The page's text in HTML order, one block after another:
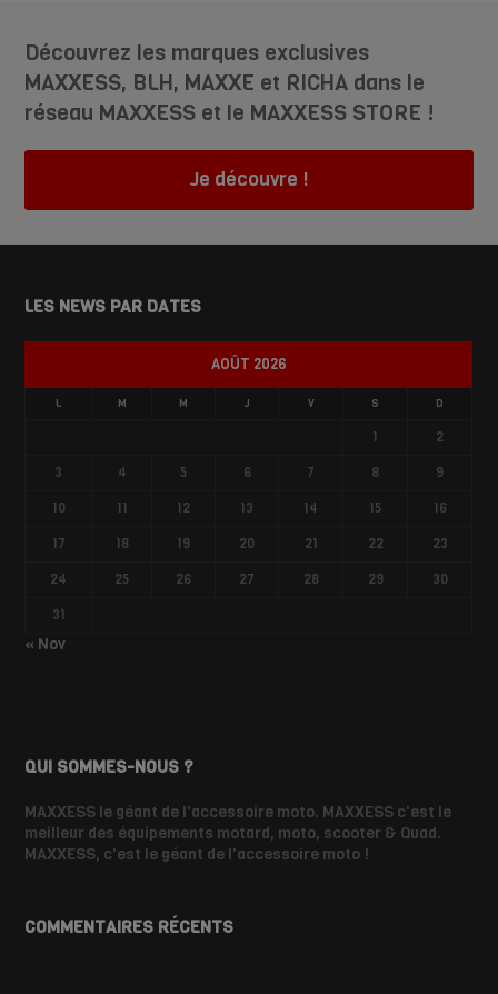
Découvrez les marques exclusives
MAXXESS, BLH, MAXXE et RICHA dans le
réseau MAXXESS et le MAXXESS STORE !
Je découvre !
LES NEWS PAR DATES
AOÛT 2026
L M M J V S D
1
2
3
4 5 6 7 8
9
10
11 12 13 14 15
16
17
18 19 20 21 22
23
24
25 26 27 28 29
30
31
« Nov
QUI SOMMES-NOUS ?
MAXXESS le géant de l'accessoire moto. MAXXESS c'est le
meilleur des équipements motard, moto, scooter & Quad.
MAXXESS, c'est le géant de l'accessoire moto !
COMMENTAIRES RÉCENTS